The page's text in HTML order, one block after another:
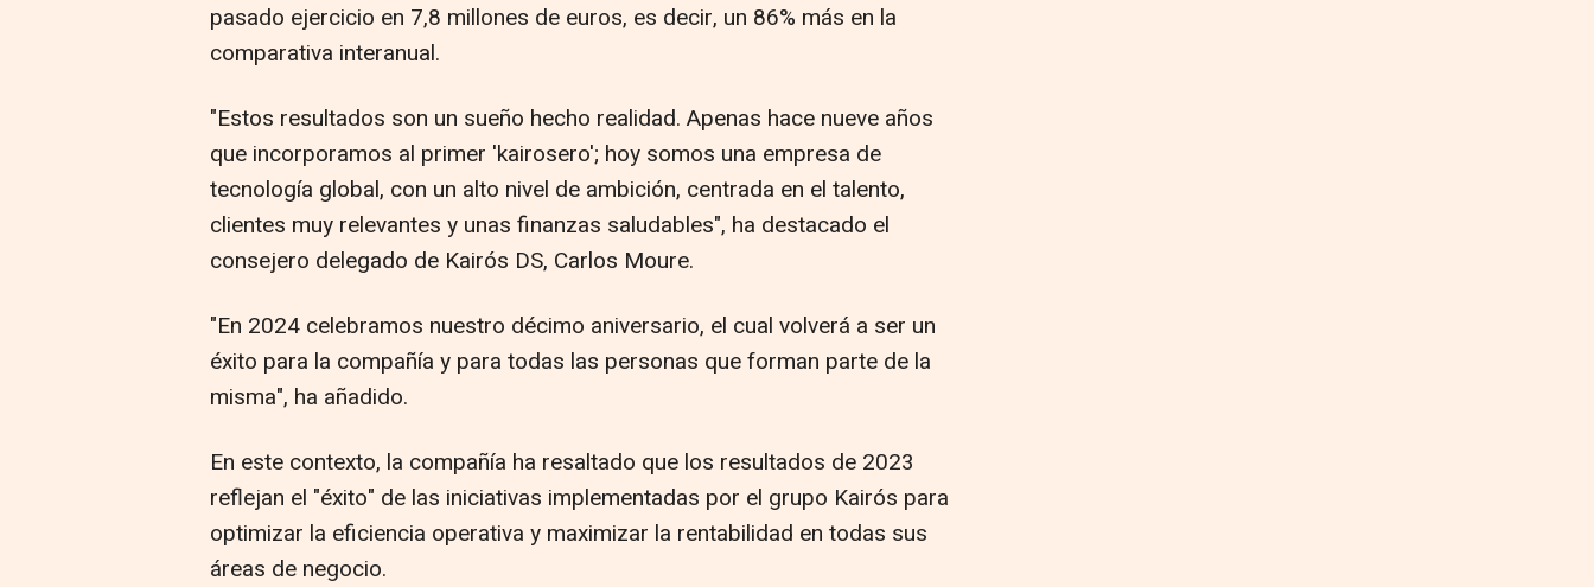
pasado ejercicio en 7,8 millones de euros, es decir, un 86% más en la
comparativa interanual.
"Estos resultados son un sueño hecho realidad. Apenas hace nueve años
que incorporamos al primer 'kairosero'; hoy somos una empresa de
tecnología global, con un alto nivel de ambición, centrada en el talento,
clientes muy relevantes y unas finanzas saludables", ha destacado el
consejero delegado de Kairós DS, Carlos Moure.
"En 2024 celebramos nuestro décimo aniversario, el cual volverá a ser un
éxito para la compañía y para todas las personas que forman parte de la
misma", ha añadido.
En este contexto, la compañía ha resaltado que los resultados de 2023
reflejan el "éxito" de las iniciativas implementadas por el grupo Kairós para
optimizar la eficiencia operativa y maximizar la rentabilidad en todas sus
áreas de negocio.